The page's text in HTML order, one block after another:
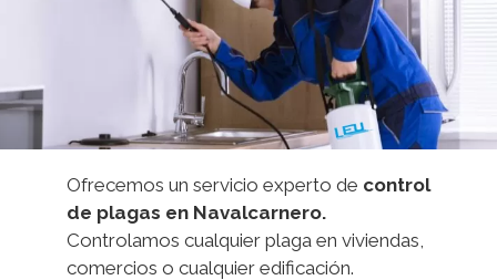
Ofrecemos un servicio experto de control
de plagas en Navalcarnero.
Controlamos cualquier plaga en viviendas,
comercios o cualquier edificación.